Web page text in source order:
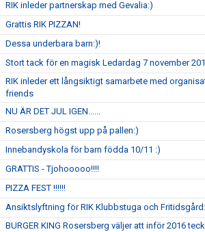
RIK inleder partnerskap med Gevalia:)
Grattis RIK PIZZAN!
Dessa underbara barn:)!
Stort tack för en magisk Ledardag 7 november
RIK inleder ett långsiktigt samarbete med
friends
NU ÄR DET JUL IGEN......
Rosersberg högst upp på pallen:)
Innebandyskola för barn födda 10/11 :)
GRATTIS - Tjohooooo!!!!
PIZZA FEST !!!!!!
Ansiktslyftning för RIK Klubbstuga och
BURGER KING Rosersberg väljer att inför 2016